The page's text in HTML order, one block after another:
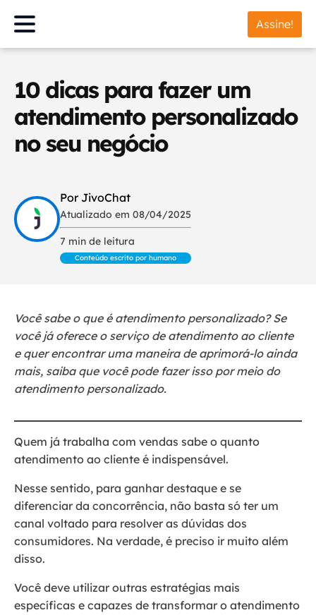
Assine!
10 dicas para fazer um
atendimento personalizado
no seu negócio
Por JivoChat
Atualizado em 08/04/2025
7 min de leitura
Conteúdo escrito por humano
Você sabe o que é atendimento personalizado? Se
você já oferece o serviço de atendimento ao cliente
e quer encontrar uma maneira de aprimorá-lo ainda
mais, saiba que você pode fazer isso por meio do
atendimento personalizado.
Quem já trabalha com vendas sabe o quanto
atendimento ao cliente é indispensável.
Nesse sentido, para ganhar destaque e se
diferenciar da concorrência, não basta só ter um
canal voltado para resolver as dúvidas dos
consumidores. Na verdade, é preciso ir muito além
disso.
Você deve utilizar outras estratégias mais
específicas e capazes de transformar o atendimento